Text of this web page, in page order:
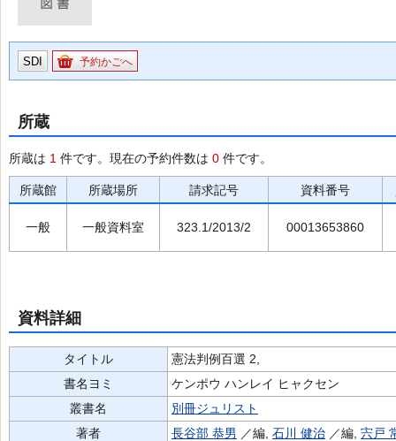
SDI 予約かごへ
所蔵
所蔵は 1 件です。現在の予約件数は 0 件です。
所蔵館 所蔵場所 請求記号 資料番号
一般 一般資料室 323.1/2013/2 00013653860
資料詳細
タイトル
憲法判例百選 2,
書名ヨミ
ケンポウ ハンレイ ヒャクセン
叢書名
別冊ジュリスト
著者
長谷部 恭男 ／編, 石川 健治 ／編, 宍戸